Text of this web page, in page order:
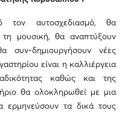
τον αυτοσχεδιασμό, θα
μουσική, θα αναπτύξουν
συν-δημιουργήσουν νέες
είναι η καλλιέργεια
καθώς και της
θα ολοκληρωθεί με μια
ερμηνεύσουν τα δικά τους